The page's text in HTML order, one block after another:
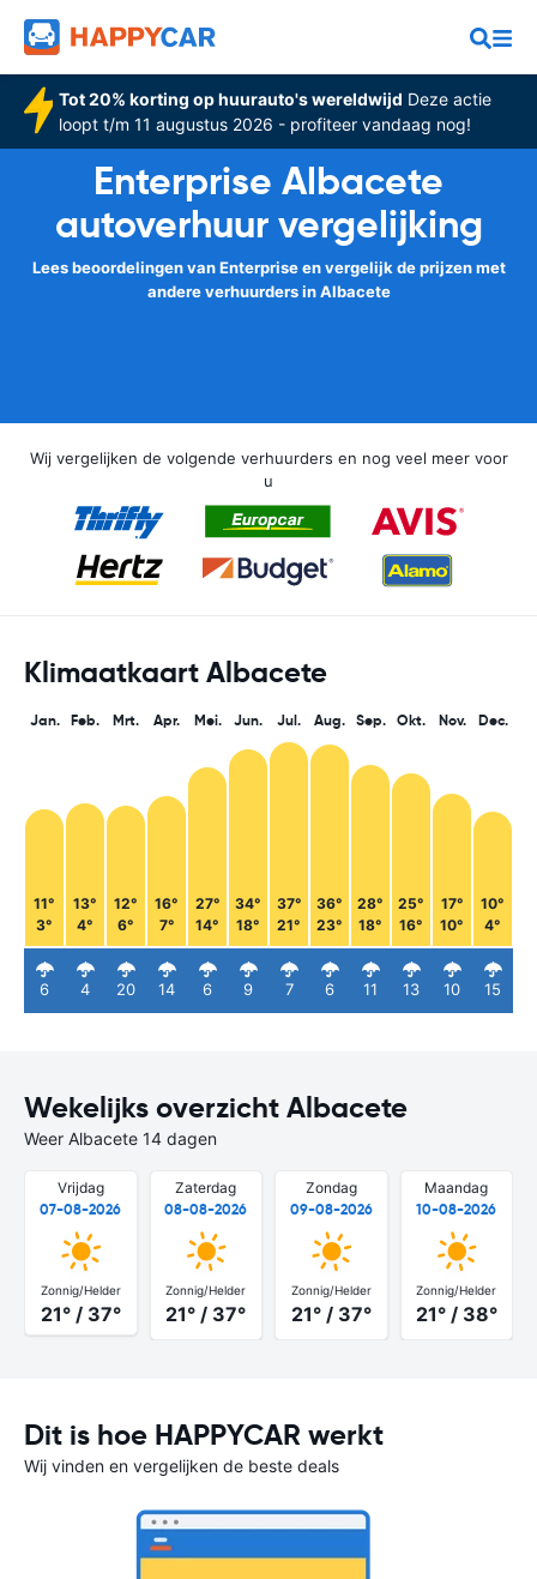
Tot 20% korting op huurauto's wereldwijd Deze actie
loopt t/m 11 augustus 2026 - profiteer vandaag nog!
Enterprise Albacete
autoverhuur vergelijking
Lees beoordelingen van Enterprise en vergelijk de prijzen met
andere verhuurders in Albacete
Wij vergelijken de volgende verhuurders en nog veel meer voor
u
Klimaatkaart Albacete
Jan.
11°
3°
6
Feb.
13°
4°
4
Mrt.
12°
6°
20
Apr.
16°
7°
14
Mei.
27°
14°
6
Jun.
34°
18°
9
Jul.
37°
21°
7
Aug.
36°
23°
6
Sep.
28°
18°
11
Okt.
25°
16°
13
Nov.
17°
10°
10
Dec.
10°
4°
15
Wekelijks overzicht Albacete
Weer Albacete 14 dagen
Vrijdag
07-08-2026
Zonnig/Helder
21° / 37°
Zaterdag
08-08-2026
Zonnig/Helder
21° / 37°
Zondag
09-08-2026
Zonnig/Helder
21° / 37°
Maandag
10-08-2026
Zonnig/Helder
21° / 38°
Dit is hoe HAPPYCAR werkt
Wij vinden en vergelijken de beste deals